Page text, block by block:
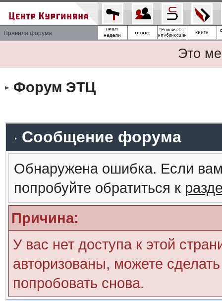
Правила форума
Это
Форум ЭТЦ
Сообщение форума
Обнаружена ошибка. Если
попробуйте обратиться к
Причина:
У вас нет доступа к этой
авторизованы, можете
попробовать снова.